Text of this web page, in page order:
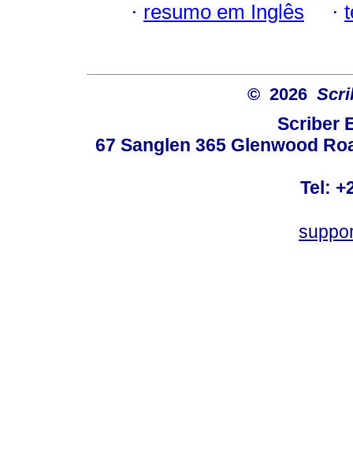
· resumo em Inglês ·
© 2026
Scriber
67 Sanglen 365 Glenwood
Tel: